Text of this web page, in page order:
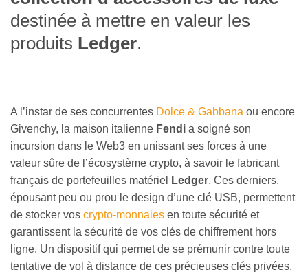
destinée à mettre en valeur les
produits Ledger.
A l’instar de ses concurrentes Dolce & Gabbana ou encore
Givenchy, la maison italienne Fendi a soigné son
incursion dans le Web3 en unissant ses forces à une
valeur sûre de l’écosystème crypto, à savoir le fabricant
français de portefeuilles matériel
Ledger. Ces derniers,
épousant peu ou prou le design d’une clé USB, permettent
de stocker vos crypto-monnaies en toute sécurité et
garantissent la sécurité de vos clés de chiffrement hors
ligne. Un dispositif qui permet de se prémunir contre toute
tentative de vol à distance de ces précieuses clés privées.